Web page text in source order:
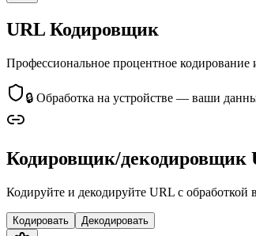
URL Кодировщик
Профессиональное процентное кодирование
🔒 Обработка на устройстве — ваши
Кодировщик/декодировщик
Кодируйте и декодируйте URL с обработкой
Кодировать Декодировать